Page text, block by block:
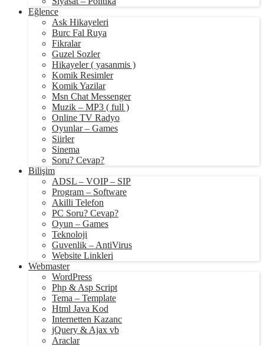
Eğlence
Ask Hikayeleri
Burc Fal Ruya
Fikralar
Guzel Sozler
Hikayeler ( yasanmis )
Komik Resimler
Komik Yazilar
Msn Chat Messenger
Muzik – MP3 ( full )
Online TV Radyo
Oyunlar – Games
Siirler
Sinema
Soru? Cevap?
Bilişim
ADSL – VOIP – SIP
Program – Software
Akilli Telefon
PC Soru? Cevap?
Oyun – Games
Teknoloji
Guvenlik – AntiVirus
Website Linkleri
Webmaster
WordPress
Php & Asp Script
Tema – Template
Html Java Kod
Internetten Kazanc
jQuery & Ajax vb
Araclar